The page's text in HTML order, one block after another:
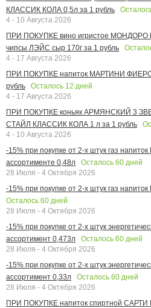
КЛАССИК КОЛА 0,5л за 1 рубль
4 - 10 Августа 2026
ПРИ ПОКУПКЕ вино игристое МОНДОРО
чипсы ЛЭЙС сыр 170г за 1 рубль
4 - 17 Августа 2026
ПРИ ПОКУПКЕ напиток МАРТИНИ ФИЕРО
рубль
Осталось 12 дней
4 - 17 Августа 2026
ПРИ ПОКУПКЕ коньяк АРМЯНСКИЙ 3
СТАЙЛ КЛАССИК КОЛА 1 л за 1 рубль
4 - 10 Августа 2026
-15% при покупке от 2-х штук газ
ассортименте 0,48л
Осталось 60 дней
28 Июля - 4 Октября 2026
-15% при покупке от 2-х штук газ
Осталось 60 дней
28 Июля - 4 Октября 2026
-15% при покупке от 2-х штук
ассортимент 0,473л
Осталось 60 дней
28 Июля - 4 Октября 2026
-15% при покупке от 2-х штук
ассортимент 0,33л
Осталось 60 дней
28 Июля - 4 Октября 2026
ПРИ ПОКУПКЕ напиток спиртной САРТИ